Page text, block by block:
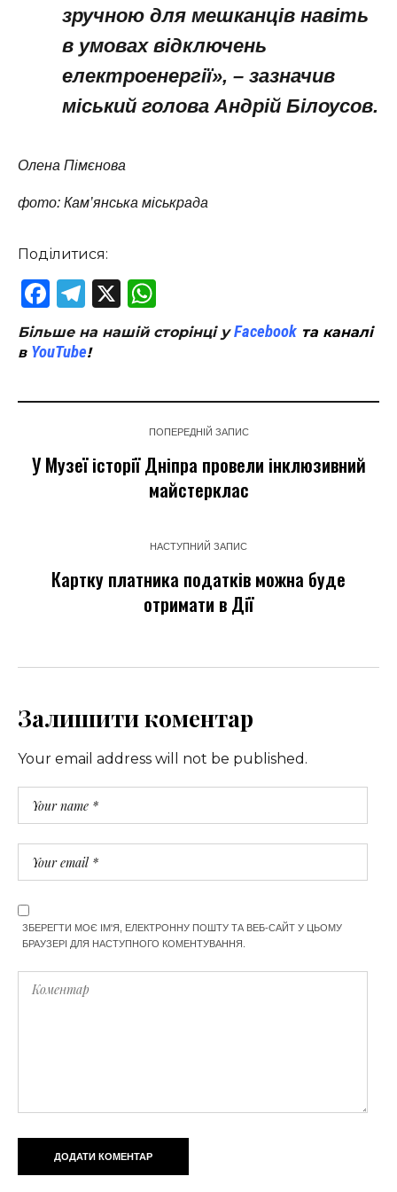
зручною для мешканців навіть
в умовах відключень
електроенергії», – зазначив
міський голова Андрій Білоусов.
Олена Пімєнова
фото: Кам’янська міськрада
Поділитися:
Facebook
Telegram
X
Більше на нашій сторінці уFacebook та каналі
в YouTube!
ПОПЕРЕДНІЙ ЗАПИС
У Музеї історії Дніпра провели інклюзивний
майстерклас
НАСТУПНИЙ ЗАПИС
Картку платника податків можна буде
отримати в Дії
Залишити коментар
Your email address will not be published.
ЗБЕРЕГТИ МОЄ ІМ'Я, ЕЛЕКТРОННУ ПОШТУ ТА ВЕБ-САЙТ У ЦЬОМУ
БРАУЗЕРІ ДЛЯ НАСТУПНОГО КОМЕНТУВАННЯ.